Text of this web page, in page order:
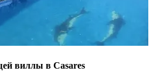
виллы в Casares